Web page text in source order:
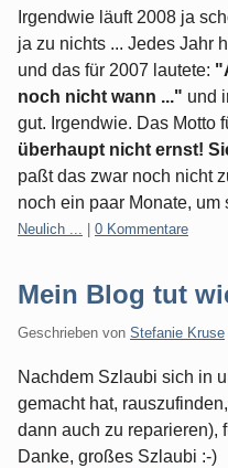
Irgendwie läuft 2008 ja
ja zu nichts ... Jedes Jahr
und das für 2007 lautete:
noch nicht wann ..." und
gut. Irgendwie. Das Motto
überhaupt nicht ernst!
paßt das zwar noch nicht
noch ein paar Monate,
Kategorien:
Neulich ... 0 Kommentare
Mein Blog tut
Geschrieben von Stefanie Kruse
Nachdem Szlaubi sich in
gemacht hat,
dann auch zu reparieren),
Danke, großes Szlaubi :-)